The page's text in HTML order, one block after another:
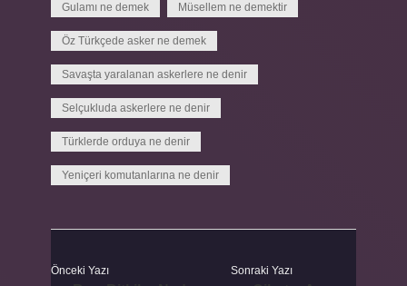
Gulamı ne demek Müsellem ne demektir
Öz Türkçede asker ne demek
Savaşta yaralanan askerlere ne denir
Selçukluda askerlere ne denir
Türklerde orduya ne denir
Yeniçeri komutanlarına ne denir
Önceki Yazı Sonraki Yazı